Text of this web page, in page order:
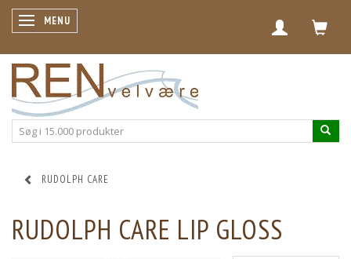
SKIFTE NAVIGATION
MENU
RUDOLPH CARE
RUDOLPH CARE LIP GLOSS